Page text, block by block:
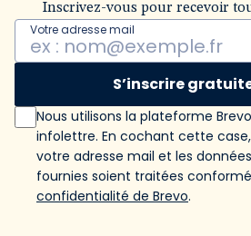
Inscrivez-vous pour recevoir
Votre adresse mail
S’inscrire
Nous utilisons la plateforme
infolettre. En cochant cette
votre adresse mail et les
fournies soient traitées
confidentialité de Brevo.